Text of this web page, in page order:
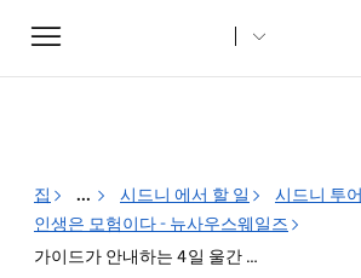
Toggle
navigation
집 ... 시드니 에서 할 일
시드니 투어
인생은 모험이다 - 뉴사우스웨일즈
가이드가 안내하는 4일 울간 밸리 및 반딧불이 산책